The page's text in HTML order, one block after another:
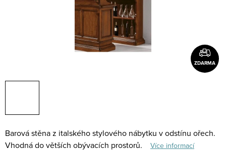
ZDARMA
Barová stěna z italského stylového nábytku v odstínu ořech.
Vhodná do větších obývacích prostorů.
Více informací